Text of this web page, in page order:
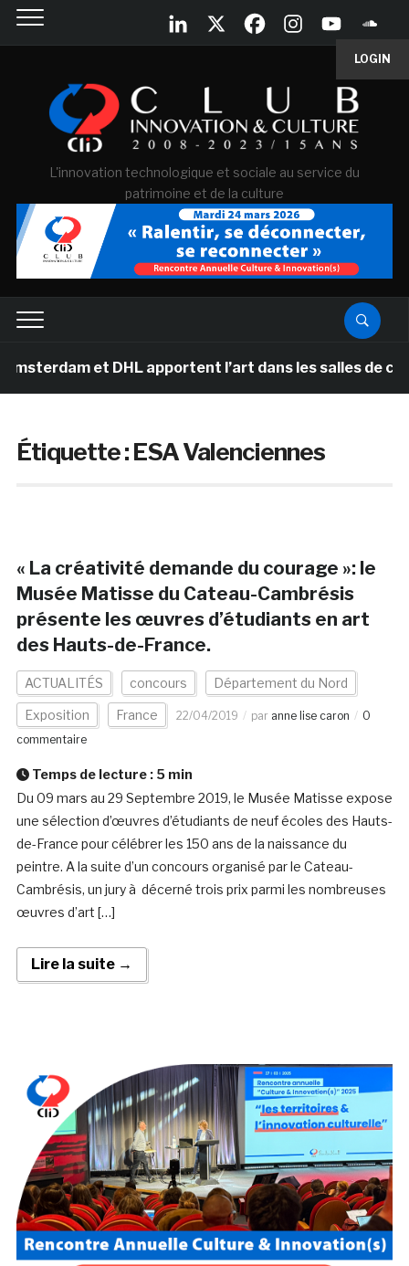
LOGIN
L'innovation technologique et sociale au service du
patrimoine et de la culture
et DHL apportent l’art dans les salles de
Étiquette :ESA Valenciennes
« La créativité demande du courage »: le
Musée Matisse du Cateau-Cambrésis
présente les œuvres d’étudiants en art
des Hauts-de-France.
ACTUALITÉS concours Département du Nord
Exposition France 22/04/2019 par anne lise caron
0
commentaire
Temps de lecture : 5 min
Du 09 mars au 29 Septembre 2019, le Musée Matisse expose
une sélection d’œuvres d’étudiants de neuf écoles des Hauts-
de-France pour célébrer les 150 ans de la naissance du
peintre. A la suite d’un concours organisé par le Cateau-
Cambrésis, un jury à décerné trois prix parmi les nombreuses
œuvres d’art […]
Lire la suite →